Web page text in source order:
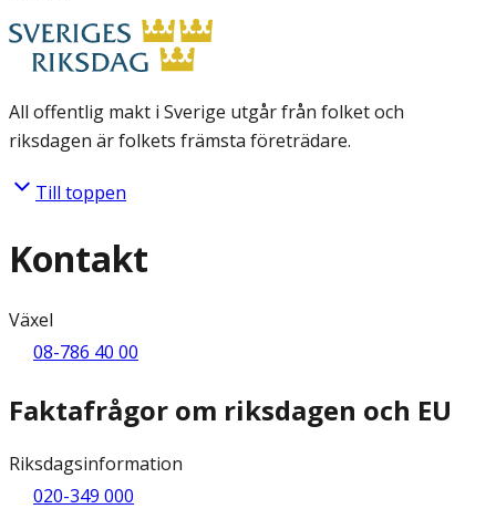
All offentlig makt i Sverige utgår från folket och
riksdagen är folkets främsta företrädare.
Till toppen
Kontakt
Växel
08-786 40 00
Faktafrågor om riksdagen och EU
Riksdagsinformation
020-349 000